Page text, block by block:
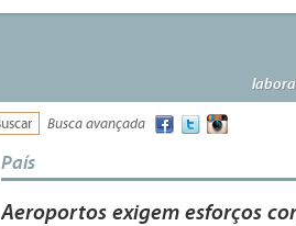
Busca avançada
País
Aeroportos exigem esforços